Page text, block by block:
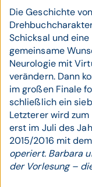
Die Geschichte von
Schicksal und
gemeinsame
Neurologie mit
verändern. Dann
im großen Finale
schließlich ein
Letzterer wird
erst im Juli des
2015/2016 mit
operiert. Barbara
der Vorlesung –